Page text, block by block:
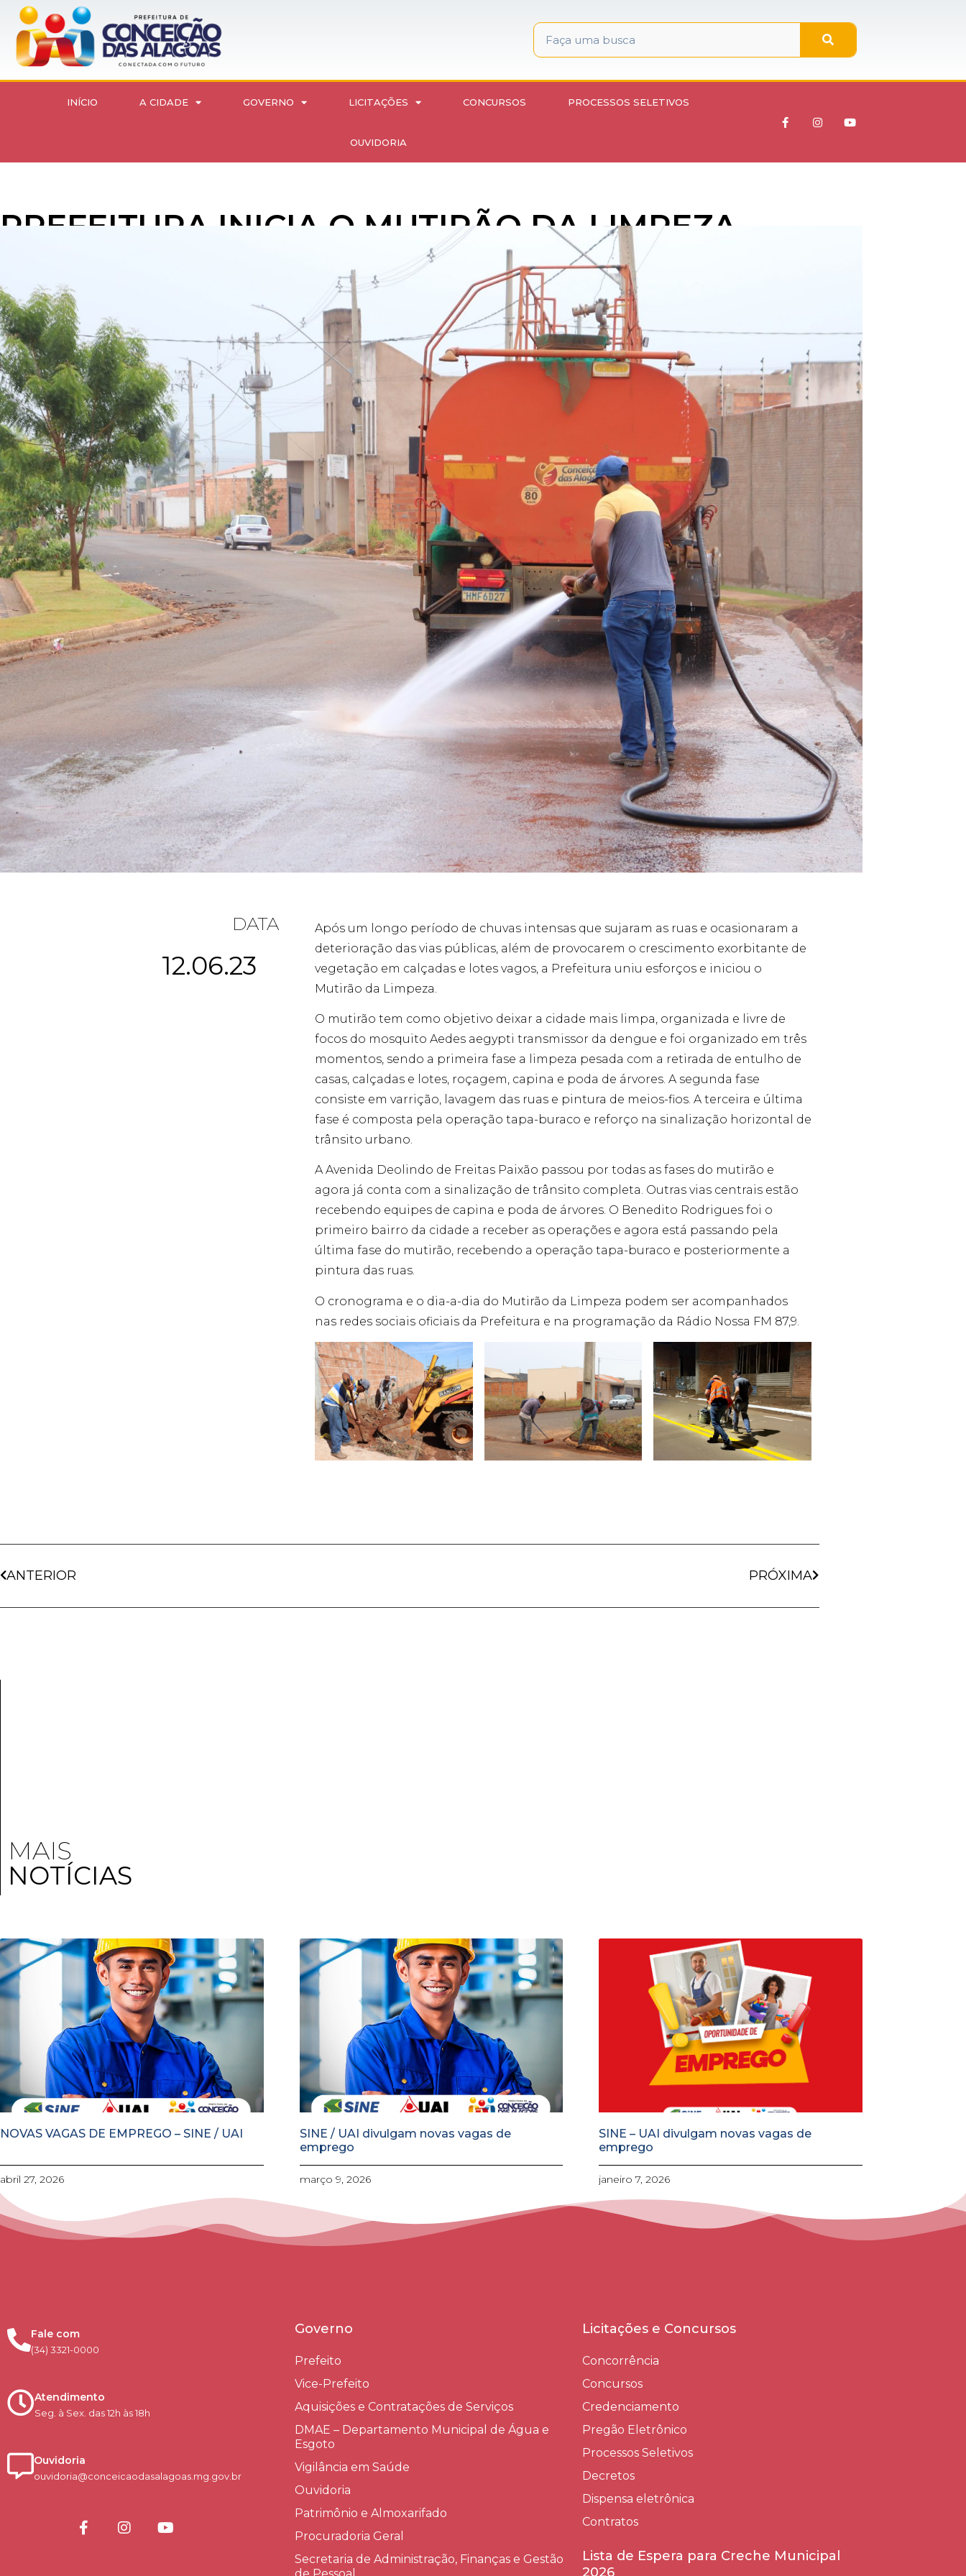
INÍCIO A CIDADE GOVERNO LICITAÇÕES CONCURSOS PROCESSOS SELETIVOS
OUVIDORIA
PREFEITURA INICIA O MUTIRÃO DA LIMPEZA
DATA
12.06.23
Após um longo período de chuvas intensas que sujaram as ruas e ocasionaram a
deterioração das vias públicas, além de provocarem o crescimento exorbitante de
vegetação em calçadas e lotes vagos, a Prefeitura uniu esforços e iniciou o
Mutirão da Limpeza.
O mutirão tem como objetivo deixar a cidade mais limpa, organizada e livre de
focos do mosquito Aedes aegypti transmissor da dengue e foi organizado em três
momentos, sendo a primeira fase a limpeza pesada com a retirada de entulho de
casas, calçadas e lotes, roçagem, capina e poda de árvores. A segunda fase
consiste em varrição, lavagem das ruas e pintura de meios-fios. A terceira e última
fase é composta pela operação tapa-buraco e reforço na sinalização horizontal de
trânsito urbano.
A Avenida Deolindo de Freitas Paixão passou por todas as fases do mutirão e
agora já conta com a sinalização de trânsito completa. Outras vias centrais estão
recebendo equipes de capina e poda de árvores. O Benedito Rodrigues foi o
primeiro bairro da cidade a receber as operações e agora está passando pela
última fase do mutirão, recebendo a operação tapa-buraco e posteriormente a
pintura das ruas.
O cronograma e o dia-a-dia do Mutirão da Limpeza podem ser acompanhados
nas redes sociais oficiais da Prefeitura e na programação da Rádio Nossa FM 87,9.
ANTERIOR PRÓXIMA
MAIS
NOTÍCIAS
NOVAS VAGAS DE EMPREGO – SINE / UAI
abril 27, 2026
SINE / UAI divulgam novas vagas de
emprego
março 9, 2026
SINE – UAI divulgam novas vagas de
emprego
janeiro 7, 2026
Fale com
(34) 3321-0000
Atendimento
Seg. à Sex. das 12h às 18h
Ouvidoria
ouvidoria@conceicaodasalagoas.mg.gov.br
Governo
Prefeito
Vice-Prefeito
Aquisições e Contratações de Serviços​
DMAE – Departamento Municipal de Água e
Esgoto
Vigilância em Saúde
Ouvidoria
Patrimônio e Almoxarifado
Procuradoria Geral
Secretaria de Administração, Finanças e Gestão
Licitações e Concursos
Concorrência
Concursos
Credenciamento
Pregão Eletrônico
Processos Seletivos
Decretos
Dispensa eletrônica
Contratos
Lista de Espera para Creche Municipal
2026